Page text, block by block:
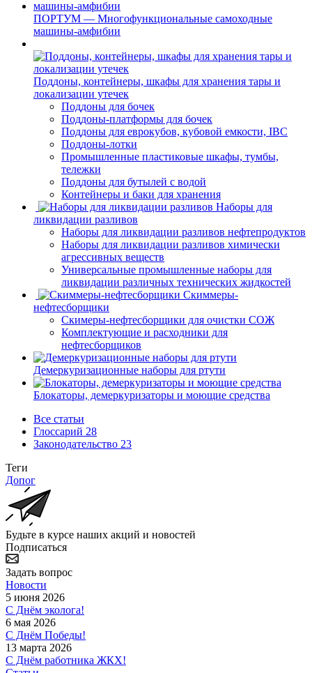
ПОРТУМ — Многофункциональные самоходные
машины-амфибии
Поддоны, контейнеры, шкафы для хранения тары и
локализации утечек
Поддоны для бочек
Поддоны-платформы для бочек
Поддоны для еврокубов, кубовой емкости, IBC
Поддоны-лотки
Промышленные пластиковые шкафы, тумбы,
тележки
Поддоны для бутылей с водой
Контейнеры и баки для хранения
Наборы для
ликвидации разливов
Наборы для ликвидации разливов нефтепродуктов
Наборы для ликвидации разливов химически
агрессивных веществ
Универсальные промышленные наборы для
ликвидации различных технических жидкостей
Скиммеры-
нефтесборщики
Скимеры-нефтесборщики для очистки СОЖ
Комплектующие и расходники для
нефтесборщиков
Демеркуризационные наборы для ртути
Блокаторы, демеркуризаторы и моющие средства
Все статьи
Глоссарий 28
Законодательство 23
Теги
Допог
Будьте в курсе наших акций и новостей
Подписаться
Задать вопрос
Новости
5 июня 2026
С Днём эколога!
6 мая 2026
С Днём Победы!
13 марта 2026
С Днём работника ЖКХ!